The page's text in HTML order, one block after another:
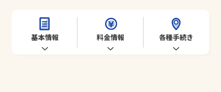
基本情報 料金情報 各種手続き